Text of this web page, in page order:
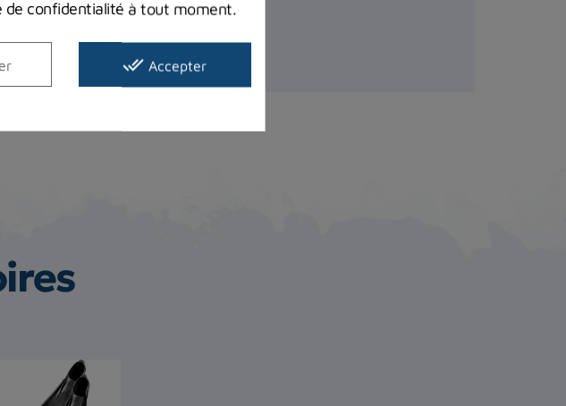
de confidentialité à tout moment.
done_all Accepter